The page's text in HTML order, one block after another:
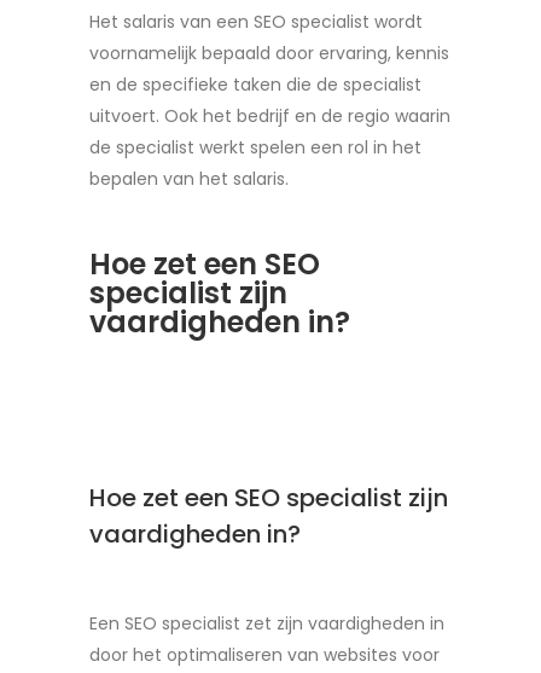
Het salaris van een SEO specialist wordt
voornamelijk bepaald door ervaring, kennis
en de specifieke taken die de specialist
uitvoert. Ook het bedrijf en de regio waarin
de specialist werkt spelen een rol in het
bepalen van het salaris.
Hoe zet een SEO
specialist zijn
vaardigheden in?
Hoe zet een SEO specialist zijn
vaardigheden in?
Een SEO specialist zet zijn vaardigheden in
door het optimaliseren van websites voor